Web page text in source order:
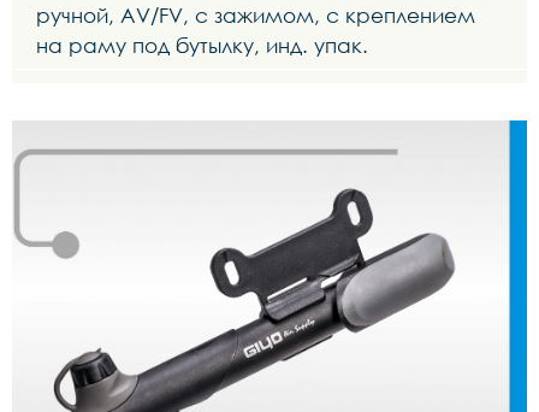
ручной, AV/FV, с зажимом, с креплением
на раму под бутылку, инд. упак.